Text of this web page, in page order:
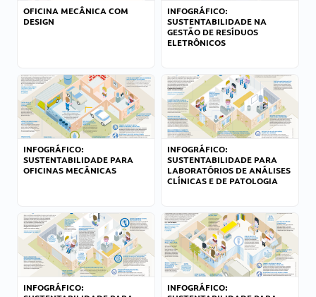
OFICINA MECÂNICA COM
DESIGN
INFOGRÁFICO:
SUSTENTABILIDADE NA
GESTÃO DE RESÍDUOS
ELETRÔNICOS
INFOGRÁFICO:
SUSTENTABILIDADE PARA
OFICINAS MECÂNICAS
INFOGRÁFICO:
SUSTENTABILIDADE PARA
LABORATÓRIOS DE ANÁLISES
CLÍNICAS E DE PATOLOGIA
INFOGRÁFICO:
INFOGRÁFICO: